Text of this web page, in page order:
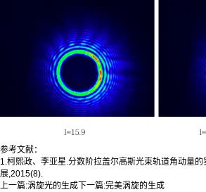
参考文献：
1.柯熙政、李亚星.分数阶拉盖尔高斯光束轨道角动量
展,2015(8).
上一篇:涡旋光的生成 下一篇:完美涡旋的生成